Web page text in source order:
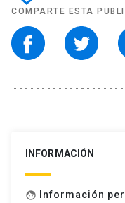
COMPARTE ESTA
INFORMACIÓN
face Información